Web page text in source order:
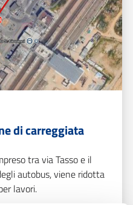
di carreggiata
tra via Tasso e il
autobus, viene ridotta
lavori.